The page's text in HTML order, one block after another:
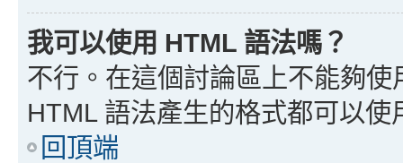
我可以使用 HTML 語法嗎？
不行。在這個討論區上不能夠
HTML 語法產生的格式都可以
回頂端